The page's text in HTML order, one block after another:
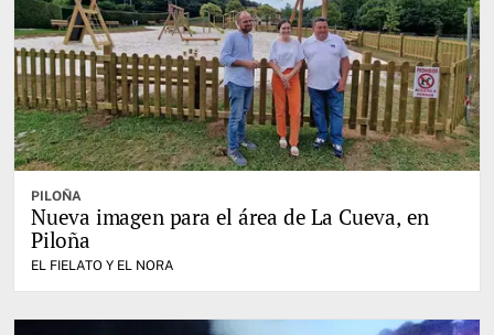
PILOÑA
Nueva imagen para el área de La Cueva, en
Piloña
EL FIELATO Y EL NORA